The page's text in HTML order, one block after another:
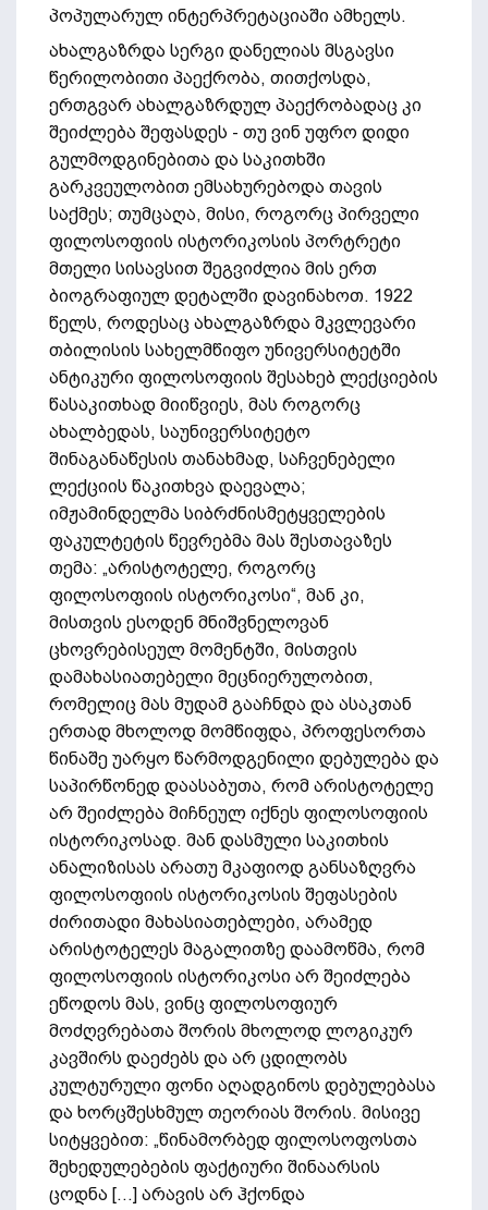
პოპულარულ ინტერპრეტაციაში ამხელს.
ახალგაზრდა სერგი დანელიას მსგავსი
წერილობითი პაექრობა, თითქოსდა,
ერთგვარ ახალგაზრდულ პაექრობადაც კი
შეიძლება შეფასდეს - თუ ვინ უფრო დიდი
გულმოდგინებითა და საკითხში
გარკვეულობით ემსახურებოდა თავის
საქმეს; თუმცაღა, მისი, როგორც პირველი
ფილოსოფიის ისტორიკოსის პორტრეტი
მთელი სისავსით შეგვიძლია მის ერთ
ბიოგრაფიულ დეტალში დავინახოთ. 1922
წელს, როდესაც ახალგაზრდა მკვლევარი
თბილისის სახელმწიფო უნივერსიტეტში
ანტიკური ფილოსოფიის შესახებ ლექციების
წასაკითხად მიიწვიეს, მას როგორც
ახალბედას, საუნივერსიტეტო
შინაგანაწესის თანახმად, საჩვენებელი
ლექციის წაკითხვა დაევალა;
იმჟამინდელმა სიბრძნისმეტყველების
ფაკულტეტის წევრებმა მას შესთავაზეს
თემა: „არისტოტელე, როგორც
ფილოსოფიის ისტორიკოსი“, მან კი,
მისთვის ესოდენ მნიშვნელოვან
ცხოვრებისეულ მომენტში, მისთვის
დამახასიათებელი მეცნიერულობით,
რომელიც მას მუდამ გააჩნდა და ასაკთან
ერთად მხოლოდ მომწიფდა, პროფესორთა
წინაშე უარყო წარმოდგენილი დებულება და
საპირწონედ დაასაბუთა, რომ არისტოტელე
არ შეიძლება მიჩნეულ იქნეს ფილოსოფიის
ისტორიკოსად. მან დასმული საკითხის
ანალიზისას არათუ მკაფიოდ განსაზღვრა
ფილოსოფიის ისტორიკოსის შეფასების
ძირითადი მახასიათებლები, არამედ
არისტოტელეს მაგალითზე დაამოწმა, რომ
ფილოსოფიის ისტორიკოსი არ შეიძლება
ეწოდოს მას, ვინც ფილოსოფიურ
მოძღვრებათა შორის მხოლოდ ლოგიკურ
კავშირს დაეძებს და არ ცდილობს
კულტურული ფონი აღადგინოს დებულებასა
და ხორცშესხმულ თეორიას შორის. მისივე
სიტყვებით: „წინამორბედ ფილოსოფოსთა
შეხედულებების ფაქტიური შინაარსის
ცოდნა [...] არავის არ ჰქონდა